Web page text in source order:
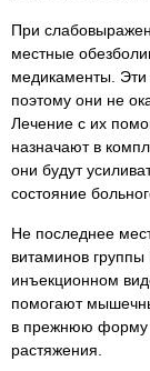
При
местные
медикаменты. Эти
поэтому они не
Лечение с их
назначают в
они будут
состояние
Не последнее
витаминов
инъекционном
помогают
в прежнюю форму
растяжения.